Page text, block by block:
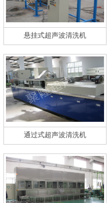
悬挂式超声波清洗机
通过式超声波清洗机